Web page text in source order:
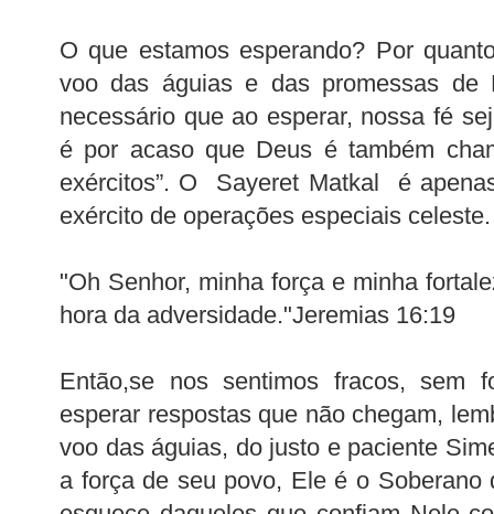
O que estamos esperando? Por
voo das águias e das promessas de
necessário que ao esperar, nossa fé
é por acaso que Deus é também
exércitos”. O Sayeret Matkal é
exército de operações especiais celeste.
"Oh Senhor, minha força e minha
hora da adversidade."Jeremias 16:19
Então,se nos sentimos fracos, sem
esperar respostas que não chegam,
voo das águias, do justo e paciente
a força de seu povo, Ele é o Soberano